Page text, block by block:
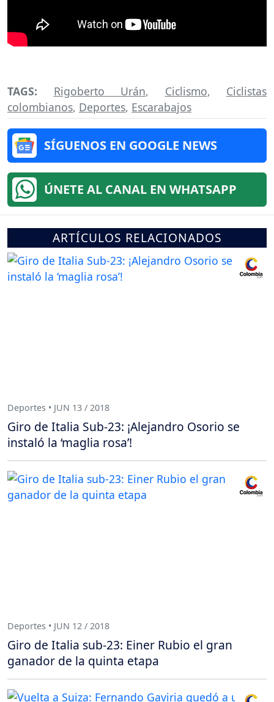
TAGS: Rigoberto Urán, Ciclismo, Ciclistas
colombianos, Deportes, Escarabajos
SÍGUENOS EN GOOGLE NEWS
ÚNETE AL CANAL EN WHATSAPP
ARTÍCULOS RELACIONADOS
Deportes • JUN 13 / 2018
Giro de Italia Sub-23: ¡Alejandro Osorio se
instaló la ‘maglia rosa’!
Deportes • JUN 12 / 2018
Giro de Italia sub-23: Einer Rubio el gran
ganador de la quinta etapa